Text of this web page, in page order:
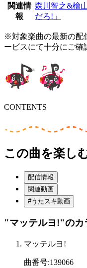
関連情
報
森川智之&檜
だろ!」
※対象楽曲の最新の配
ービスにて十分にご確
CONTENTS
この曲を楽し
配信情報
関連動画
#うたスキ動画
"マッテルヨ!"のカ
マッテルヨ!
曲番号:139066